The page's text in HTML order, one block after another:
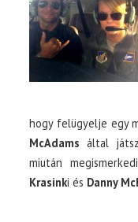
hogy felügyelje egy
McAdams által
miután
Krasinki és Danny